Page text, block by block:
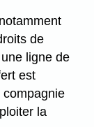
de
ligne de
est
compagnie
la